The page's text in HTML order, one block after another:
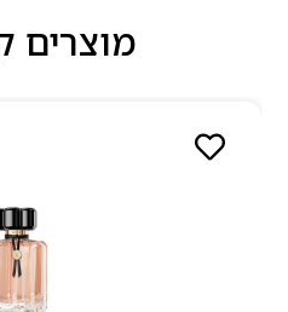
מוצרים